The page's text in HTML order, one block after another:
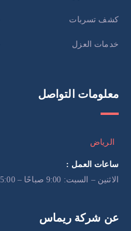
كشف تسربات
خدمات العزل
معلومات التواصل
الرياض
ساعات العمل :
الاثنين – السبت: 9:00 صباحًا – 5:00 مساءً، الأحد: مغلق
عن شركة ريماس